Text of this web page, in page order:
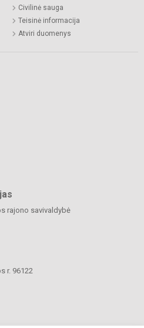
Civilinė sauga
Teisinė informacija
Atviri duomenys
rajono savivaldybė
r. 96122